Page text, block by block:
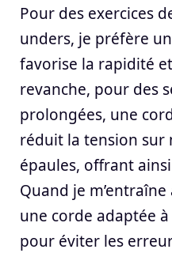
Pour des exercices
unders, je préfère
favorise la rapidité
revanche, pour des
prolongées, une
réduit la tension sur
épaules, offrant
Quand je
une corde adaptée
pour éviter les